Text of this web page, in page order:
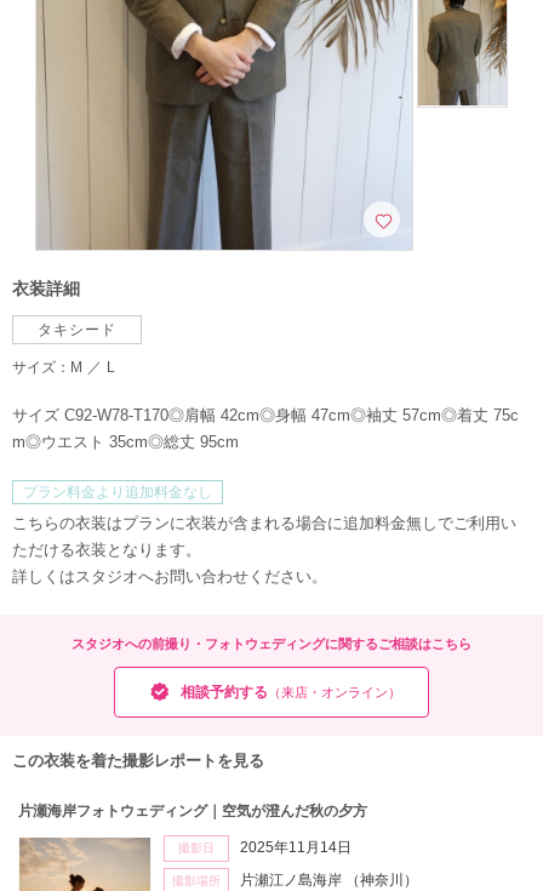
ペットと撮影
家族・友人と撮影
ヘアメイクリハーサル
衣装詳細
タキシード
サイズ： M L
サイズ C92-W78-T170◎肩幅 42cm◎身幅 47cm◎袖丈 57cm◎着丈 75c
m◎ウエスト 35cm◎総丈 95cm
プラン料金より追加料金なし
こちらの衣装はプランに衣装が含まれる場合に追加料金無しでご利用い
ただける衣装となります。
詳しくはスタジオへお問い合わせください。
スタジオへの前撮り・フォトウェディングに関するご相談はこちら
相談予約する （来店・オンライン）
この衣装を着た撮影レポートを見る
片瀬海岸フォトウェディング｜空気が澄んだ秋の夕方
撮影日 2025年11月14日
撮影場所 片瀬江ノ島海岸 （神奈川）